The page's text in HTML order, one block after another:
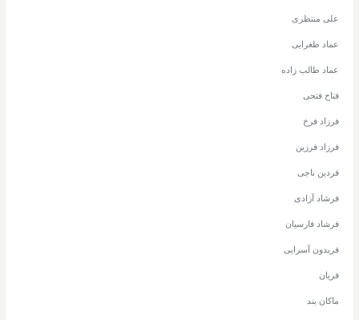
علی منتظری
عماد طغرایی
عماد طالب زاده
فتاح فتحی
فرزاد فرخ
فرزاد فرزین
فردین ناجی
فرشاد آزادی
فرشاد فارسیان
فریدون آسرایی
فریان
ماکان بند